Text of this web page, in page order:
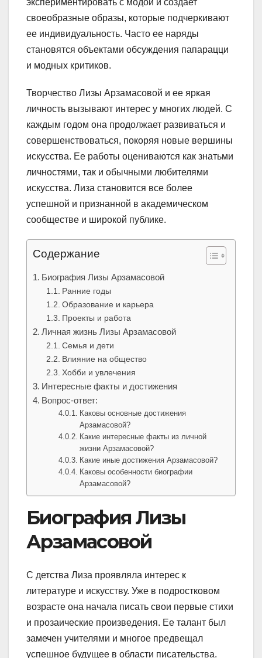
экспериментировать с модой и создает
своеобразные образы, которые подчеркивают
ее индивидуальность. Часто ее наряды
становятся объектами обсуждения папарацци
и модных критиков.
Творчество Лизы Арзамасовой и ее яркая
личность вызывают интерес у многих людей. С
каждым годом она продолжает развиваться и
совершенствоваться, покоряя новые вершины
искусства. Ее работы оцениваются как знатьми
личностями, так и обычными любителями
искусства. Лиза становится все более
успешной и признанной в академическом
сообществе и широкой публике.
Содержание
Биография Лизы Арзамасовой
Ранние годы
Образование и карьера
Проекты и работа
Личная жизнь Лизы Арзамасовой
Семья и дети
Влияние на общество
Хобби и увлечения
Интересные факты и достижения
Вопрос-ответ:
Каковы основные достижения
Арзамасовой?
Какие интересные факты из личной
жизни Арзамасовой?
Какие иные достижения Арзамасовой?
Каковы особенности биографии
Арзамасовой?
Биография Лизы
Арзамасовой
С детства Лиза проявляла интерес к
литературе и искусству. Уже в подростковом
возрасте она начала писать свои первые стихи
и прозаические произведения. Ее талант был
замечен учителями и многое предвещал
успешное будущее в области писательства.